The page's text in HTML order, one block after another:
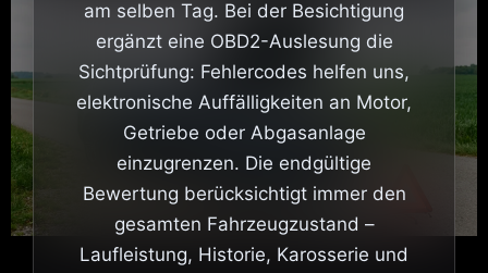
am selben Tag. Bei der Besichtigung
ergänzt eine OBD2-Auslesung die
Sichtprüfung: Fehlercodes helfen uns,
elektronische Auffälligkeiten an Motor,
Getriebe oder Abgasanlage
einzugrenzen. Die endgültige
Bewertung berücksichtigt immer den
gesamten Fahrzeugzustand –
Laufleistung, Historie, Karosserie und